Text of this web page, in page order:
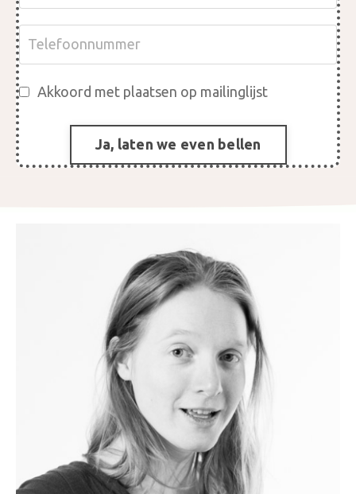
Akkoord met plaatsen op mailinglijst
Ja, laten we even bellen